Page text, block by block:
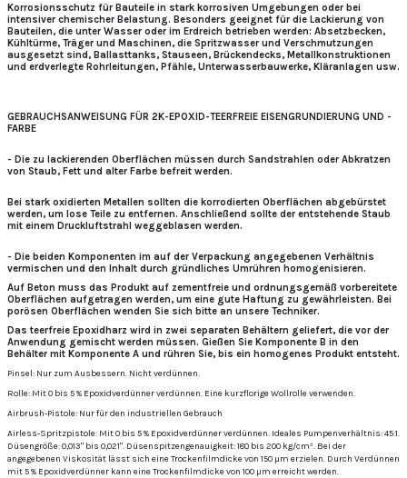
Korrosionsschutz für Bauteile in stark korrosiven Umgebungen oder bei
intensiver chemischer Belastung. Besonders geeignet für die Lackierung von
Bauteilen, die unter Wasser oder im Erdreich betrieben werden: Absetzbecken,
Kühltürme, Träger und Maschinen, die Spritzwasser und Verschmutzungen
ausgesetzt sind, Ballasttanks, Stauseen, Brückendecks, Metallkonstruktionen
und erdverlegte Rohrleitungen, Pfähle, Unterwasserbauwerke, Kläranlagen usw.
GEBRAUCHSANWEISUNG FÜR 2K-EPOXID-TEERFREIE EISENGRUNDIERUNG UND -
FARBE
- Die zu lackierenden Oberflächen müssen durch Sandstrahlen oder Abkratzen
von Staub, Fett und alter Farbe befreit werden.
Bei stark oxidierten Metallen sollten die korrodierten Oberflächen abgebürstet
werden, um lose Teile zu entfernen. Anschließend sollte der entstehende Staub
mit einem Druckluftstrahl weggeblasen werden.
- Die beiden Komponenten im auf der Verpackung angegebenen Verhältnis
vermischen und den Inhalt durch gründliches Umrühren homogenisieren.
Auf Beton muss das Produkt auf zementfreie und ordnungsgemäß vorbereitete
Oberflächen aufgetragen werden, um eine gute Haftung zu gewährleisten. Bei
porösen Oberflächen wenden Sie sich bitte an unsere Techniker.
Das teerfreie Epoxidharz wird in zwei separaten Behältern geliefert, die vor der
Anwendung gemischt werden müssen. Gießen Sie Komponente B in den
Behälter mit Komponente A und rühren Sie, bis ein homogenes Produkt entsteht.
Pinsel: Nur zum Ausbessern. Nicht verdünnen.
Rolle: Mit 0 bis 5 % Epoxidverdünner verdünnen. Eine kurzflorige Wollrolle verwenden.
Airbrush-Pistole: Nur für den industriellen Gebrauch
Airless-Spritzpistole: Mit 0 bis 5 % Epoxidverdünner verdünnen. Ideales Pumpenverhältnis: 45:1.
Düsengröße: 0,013" bis 0,021". Düsenspitzengenauigkeit: 180 bis 200 kg/cm³. Bei der
angegebenen Viskosität lässt sich eine Trockenfilmdicke von 150 µm erzielen. Durch Verdünnen
mit 5 % Epoxidverdünner kann eine Trockenfilmdicke von 100 µm erreicht werden.